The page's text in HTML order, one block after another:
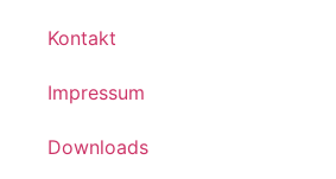
Kontakt
Impressum
Downloads